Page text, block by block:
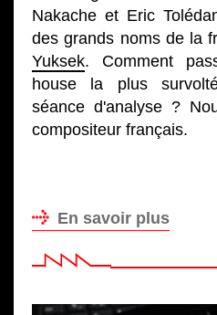
Nakache et Eric
des grands noms de la
Yuksek. Comment
house la plus
séance d'analyse ?
compositeur français.
En savoir plus